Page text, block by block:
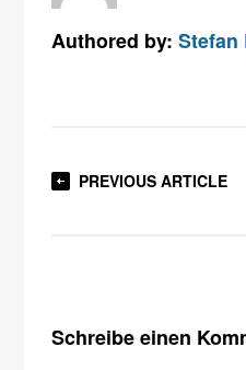
Authored by:Stefan
PREVIOUS ARTICLE
Schreibe einen